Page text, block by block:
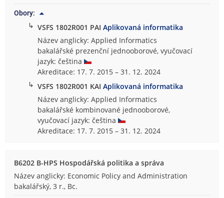
Obory:
↳ VSFS 1802R001 PAIAplikovaná informatika
Název anglicky: Applied Informatics
bakalářské prezenční jednooborové, vyučovací
jazyk: čeština
Akreditace: 17. 7. 2015 – 31. 12. 2024
↳ VSFS 1802R001 KAIAplikovaná informatika
Název anglicky: Applied Informatics
bakalářské kombinované jednooborové,
vyučovací jazyk: čeština
Akreditace: 17. 7. 2015 – 31. 12. 2024
B6202 B-HPS Hospodářská politika a správa
Název anglicky: Economic Policy and Administration
bakalářský, 3 r., Bc.